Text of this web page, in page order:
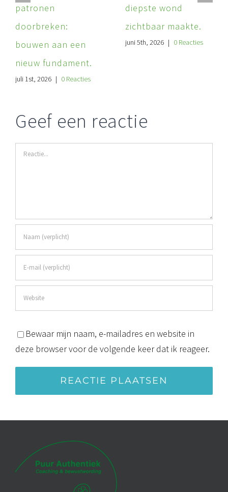
patronen
doorbreken:
bouwen aan een
nieuw fundament.
juli 1st, 2026 | 0 Reacties
diepste wond
zichtbaar maakte.
juni 5th, 2026 | 0 Reacties
Geef een reactie
Reactie
Bewaar mijn naam, e-mailadres en website in
deze browser voor de volgende keer dat ik reageer.